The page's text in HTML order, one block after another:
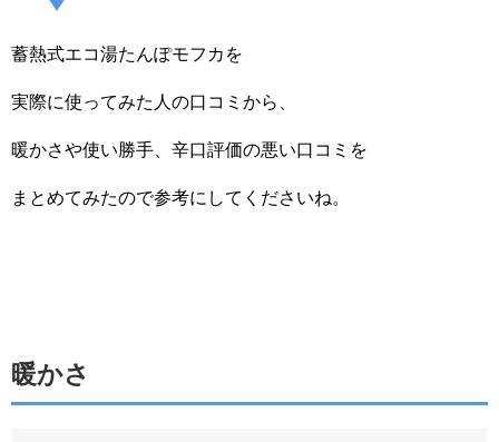
蓄熱式エコ湯たんぽモフカを
実際に使ってみた人の口コミから、
暖かさや使い勝手、辛口評価の悪い口コミを
まとめてみたので参考にしてくださいね。
暖かさ